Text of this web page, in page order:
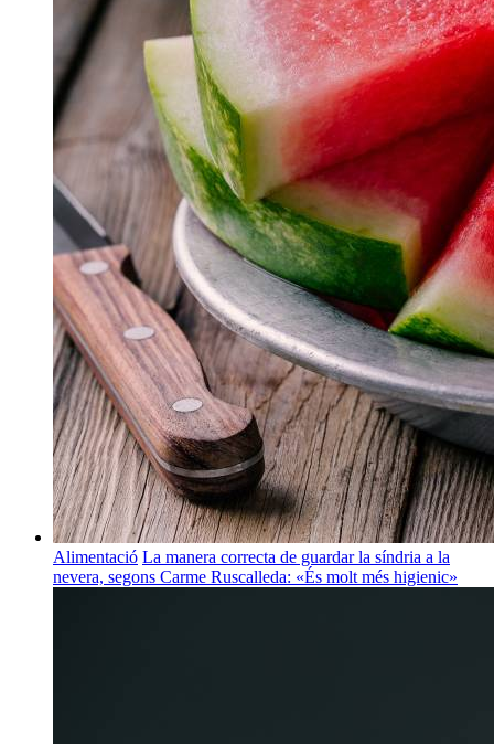
Alimentació La manera correcta de guardar la síndria a la
nevera, segons Carme Ruscalleda: «És molt més higienic»